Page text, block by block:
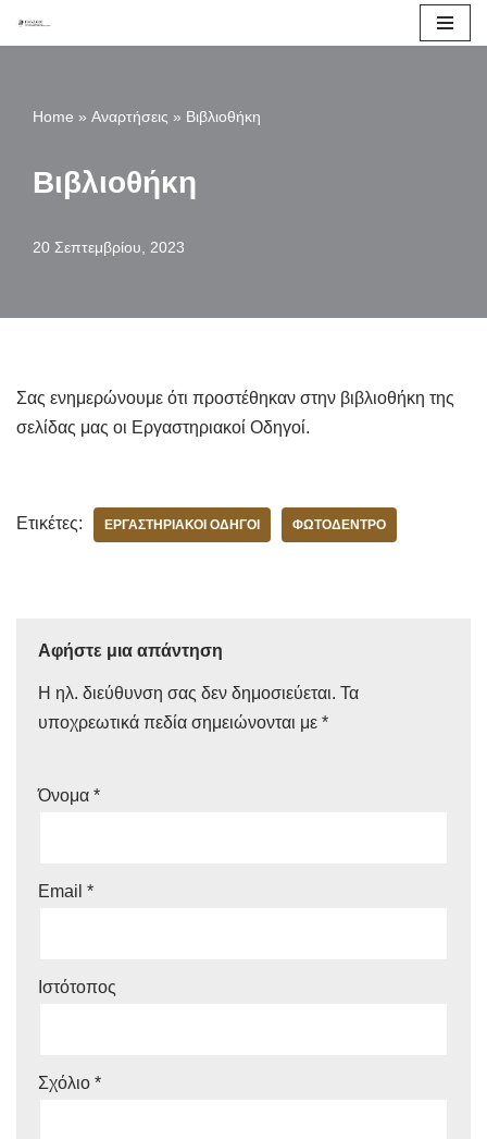
περιεχόμενο
Home » Αναρτήσεις » Βιβλιοθήκη
Βιβλιοθήκη
20 Σεπτεμβρίου, 2023
Σας ενημερώνουμε ότι προστέθηκαν στην βιβλιοθήκη της
σελίδας μας οι Εργαστηριακοί Οδηγοί.
Ετικέτες: ΕΡΓΑΣΤΗΡΙΑΚΟΊ ΟΔΗΓΟΊ ΦΩΤΌΔΕΝΤΡΟ
Αφήστε μια απάντηση
Η ηλ. διεύθυνση σας δεν δημοσιεύεται. Τα
υποχρεωτικά πεδία σημειώνονται με *
Όνομα *
Email *
Ιστότοπος
Σχόλιο *